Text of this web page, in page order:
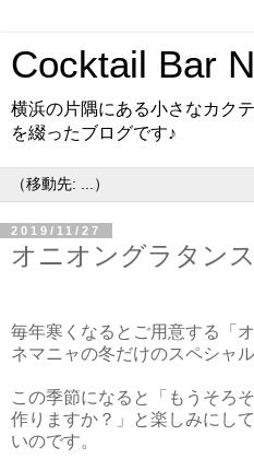
Cocktail Bar
横浜の片隅にある小さなカク
を綴ったブログです♪
2019/11/27
オニオングラタン
毎年寒くなるとご用意する「
ネマニャの冬だけのスペシャ
この季節になると「もうそろ
作りますか？」と楽しみにし
いのです。